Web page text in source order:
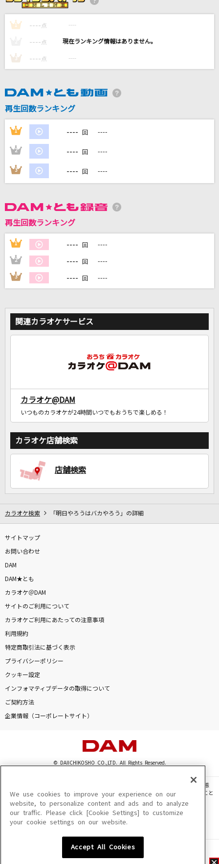
パブってGO!
SIX LOUNGE
DECO*27
Every Little Thing
もっと見る
DAMに会員登録・ログインして
家族や友達と一緒に！練習にも！
1 ---- 点 ----
---- 点 ----
3 ---- 点 ----
再生回数ランキング
1 ---- 回 ----
2 ---- 回 ----
3 ---- 回 ----
再生回数ランキング
1 ---- 回 ----
2 ---- 回 ----
3 ---- 回 ----
関連カラオケサービス
カラオケ@DAM
いつものカラオケが24時間いつでもおうちで楽しめる！
カラオケ店舗検索
店舗検索
カラオケ検索 「明日やろうはバカやろう」の詳細
サイトマップ
お問い合わせ
DAM
DAM★とも
カラオケ＠DAM
サイトのご利用について
カラオケご利用にあたっての注意事項
利用規約
特定商取引法に基づく表示
プライバシーポリシー
クッキー設定
インフォマティブデータの取得について
ご契約方法
企業情報（コーポレートサイト）
© DAIICHIKOSHO CO.,LTD. All Rights Reserved.
このサイトに掲載されている一切の文章・画像・写真・動画・音声等を、手段や形態
を問わず、著作権法の定める範囲を超えて無断で複製、転載、ファイル化などすること
を禁じます。
楽曲及びコンテンツは、機種によりご利用いただけない場合があります。
楽曲及びコンテンツの配信日、配信内容が変更になる場合があります。
We use cookies to improve your experience on our
website, to personalize content and ads and to analyze
our traffic. Please click [Cookie Settings] to customize
your cookie settings on our website.
Accept All Cookies